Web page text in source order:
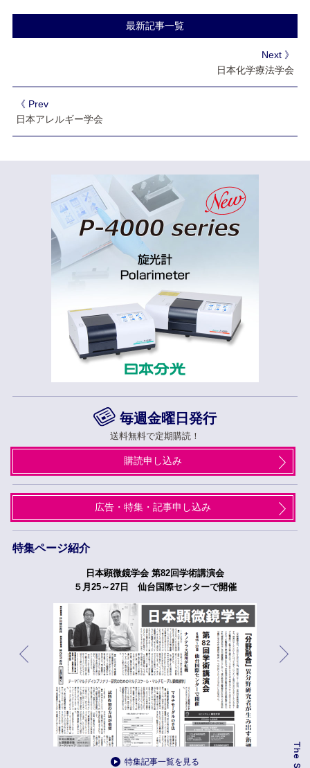
最新記事一覧
Next 》
日本化学療法学会
《 Prev
日本アレルギー学会
毎週金曜日発行
送料無料で定期購読！
購読申し込み
広告・特集・記事申し込み
特集ページ紹介
日本顕微鏡学会 第82回学術講演会
５月25～27日 仙台国際センターで開催
特集記事一覧を見る